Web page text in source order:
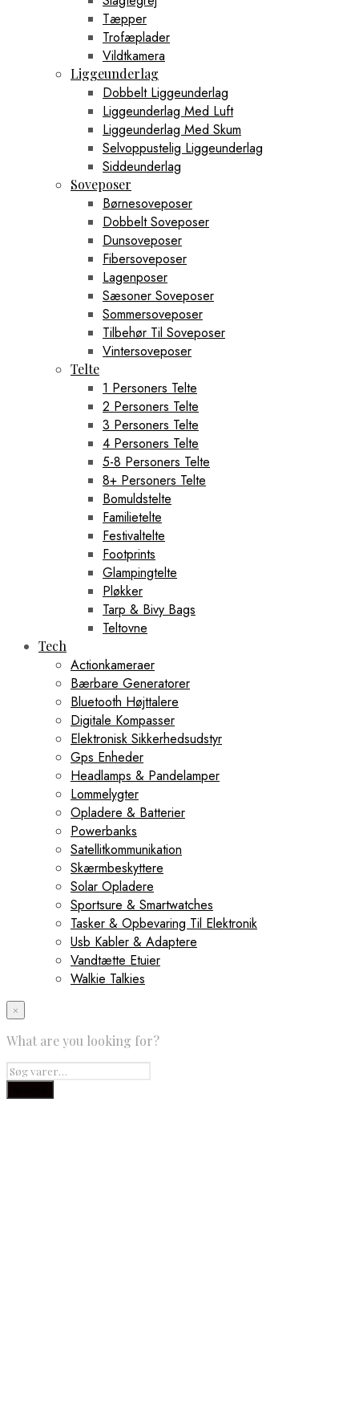
Tæpper
Trofæplader
Vildtkamera
Liggeunderlag
Dobbelt Liggeunderlag
Liggeunderlag Med Luft
Liggeunderlag Med Skum
Selvoppustelig Liggeunderlag
Siddeunderlag
Soveposer
Børnesoveposer
Dobbelt Soveposer
Dunsoveposer
Fibersoveposer
Lagenposer
Sæsoner Soveposer
Sommersoveposer
Tilbehør Til Soveposer
Vintersoveposer
Telte
1 Personers Telte
2 Personers Telte
3 Personers Telte
4 Personers Telte
5-8 Personers Telte
8+ Personers Telte
Bomuldstelte
Familietelte
Festivaltelte
Footprints
Glampingtelte
Pløkker
Tarp & Bivy Bags
Teltovne
Tech
Actionkameraer
Bærbare Generatorer
Bluetooth Højttalere
Digitale Kompasser
Elektronisk Sikkerhedsudstyr
Gps Enheder
Headlamps & Pandelamper
Lommelygter
Opladere & Batterier
Powerbanks
Satellitkommunikation
Skærmbeskyttere
Solar Opladere
Sportsure & Smartwatches
Tasker & Opbevaring Til Elektronik
Usb Kabler & Adaptere
Vandtætte Etuier
Walkie Talkies
×
What are you looking for?